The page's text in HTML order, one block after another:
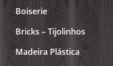
Boiserie
Bricks – Tijolinhos
Madeira Plástica